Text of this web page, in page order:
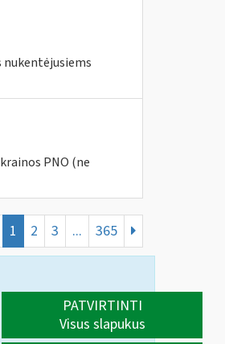
PNO (ne
1 2 3 ... 365
PATVIRTINTI
Visus slapukus